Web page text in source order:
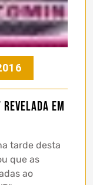
revelada em
tarde desta
que as
ao